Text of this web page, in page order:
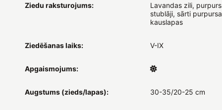
Ziedu raksturojums:
Lavandas zili,
stublāji, sārti
kauslapas
Ziedēšanas laiks: V-IX
Apgaismojums:
Augstums (zieds/lapas): 30-35/20-25 cm